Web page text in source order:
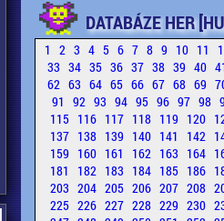
DATABÁZE HER
1 2 3 4 5 6 7 8 9 10 11
33 34 35 36 37 38 39 40
62 63 64 65 66 67 68 69
91 92 93 94 95 96 97 98
115 116 117 118 119 120
137 138 139 140 141 142
159 160 161 162 163 164
181
182 183 184 185 186
203 204 205 206 207 208
225 226 227 228 229 230